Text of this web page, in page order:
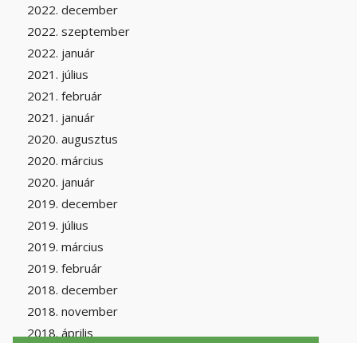
2022. december
2022. szeptember
2022. január
2021. július
2021. február
2021. január
2020. augusztus
2020. március
2020. január
2019. december
2019. július
2019. március
2019. február
2018. december
2018. november
2018. április